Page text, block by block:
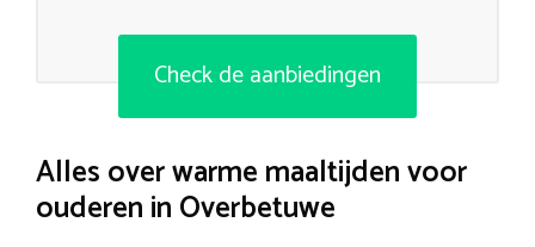
Check de aanbiedingen
Alles over warme maaltijden voor
ouderen in Overbetuwe